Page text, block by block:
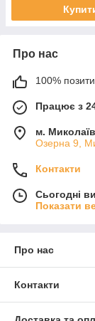
Про нас
100%
Працює з
м. Миколаїв
Озерна 9,
Контакти
Сьогодні
Показати
Про нас
Контакти